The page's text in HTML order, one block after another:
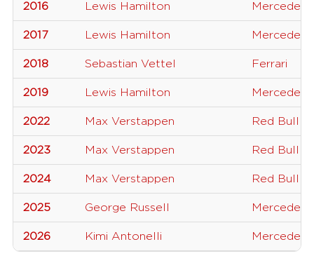
2016 Lewis Hamilton Mercedes
2017 Lewis Hamilton Mercedes
2018 Sebastian Vettel Ferrari
2019 Lewis Hamilton Mercedes
2022 Max Verstappen Red Bull
2023 Max Verstappen Red Bull
2024 Max Verstappen Red Bull
2025 George Russell Mercedes
2026 Kimi Antonelli Mercedes